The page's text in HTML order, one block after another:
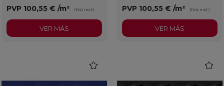
PVP 100,55 € /m² (IVA incl.)
VER MÁS
PVP 100,55 € /m² (IVA incl.)
VER MÁS